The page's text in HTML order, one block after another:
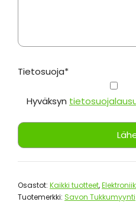
Tietosuoja*
Hyväksyn
Osastot: Kaikki tuotteet,
Tuotemerkki: Savon Tukkumyynti